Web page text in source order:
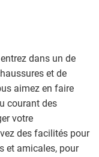
dans un de
et de
aimez en faire
courant des
votre
des facilités pour
et amicales, pour